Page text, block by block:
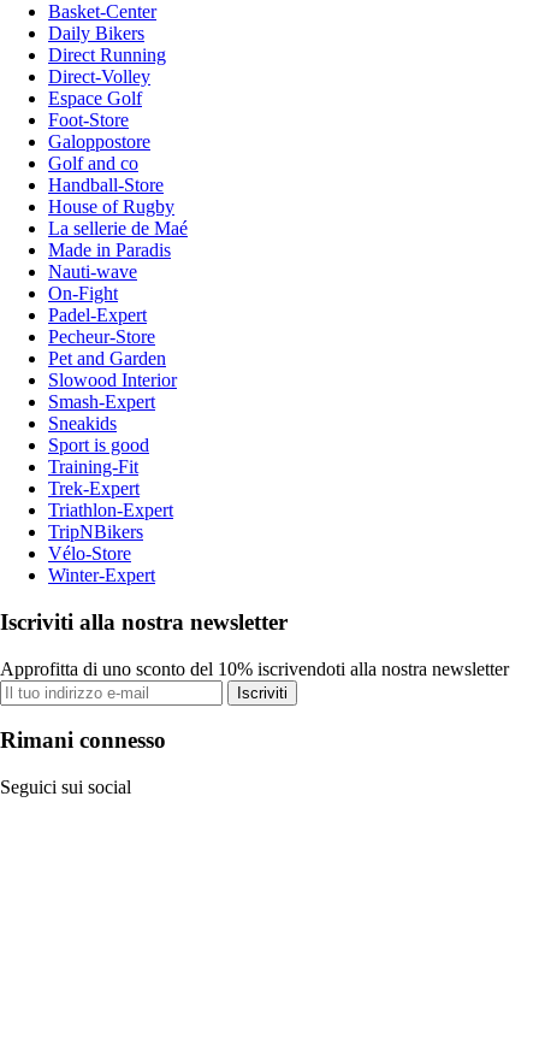
Basket-Center
Daily Bikers
Direct Running
Direct-Volley
Espace Golf
Foot-Store
Galoppostore
Golf and co
Handball-Store
House of Rugby
La sellerie de Maé
Made in Paradis
Nauti-wave
On-Fight
Padel-Expert
Pecheur-Store
Pet and Garden
Slowood Interior
Smash-Expert
Sneakids
Sport is good
Training-Fit
Trek-Expert
Triathlon-Expert
TripNBikers
Vélo-Store
Winter-Expert
Iscriviti alla nostra newsletter
Approfitta di uno sconto del 10% iscrivendoti alla nostra newsletter
Iscriviti
Rimani connesso
Seguici sui social